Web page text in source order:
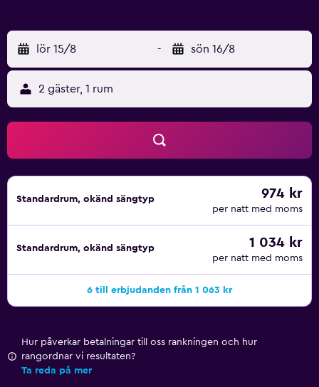
3 stjärnor har kök med stor kyl/frys, spishäll,
mikrovågsugn och grytor/köksredskap. Badrummen har
bidéer och hårtorkar. Gäster har tillgång till gratis wi-fi.
Skrivbord och telefon finns. Dessutom har rummen
strykjärn/strykbräda och takfläkt. Städning sker i
begränsad utsträckning. Här hittar du 2 utomhuspooler
och barnpool. Här finns även en utomhustennisbana,
vattenrutschkana, en bubbelpool och fitnesscenter.
Fritidsaktiviteterna nedan finns antingen tillgängliga på
lör 15/8 - sön 16/8
2 gäster, 1 rum
Standardrum, okänd sängtyp 974 kr
per natt med moms
Standardrum, okänd sängtyp 1 034 kr
per natt med moms
6 till erbjudanden från 1 063 kr
Hur påverkar betalningar till oss rankningen och hur
rangordnar vi resultaten?
Ta reda på mer